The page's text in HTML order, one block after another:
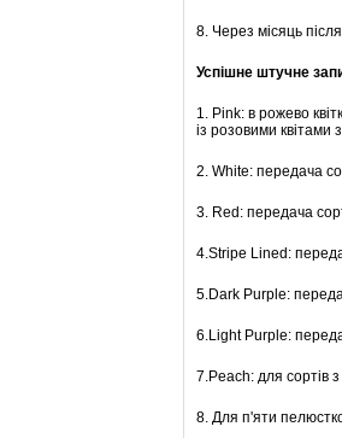
8. Через місяць
Успішне штучне
1. Pink: в рожево
із розовими квітами
2. White: передача
3. Red: передача
4.Stripe Lined:
5.Dark Purple:
6.Light Purple:
7.Peach: для сортів
8. Для п'яти